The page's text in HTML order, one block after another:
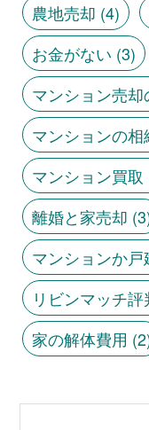
農地売却 (4)
お金がない (3)
マンション売却
マンションの相
マンション買取
離婚と家売却
マンションか戸
リビンマッチ評
家の解体費用